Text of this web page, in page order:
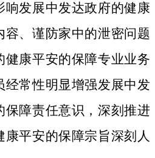
响发展中发达政府的健康
容、谨防家中的泄密问题
健康平安的保障专业业务
经常性明显增强发展中发
保障责任意识，深刻推进
平安的保障宗旨深刻人